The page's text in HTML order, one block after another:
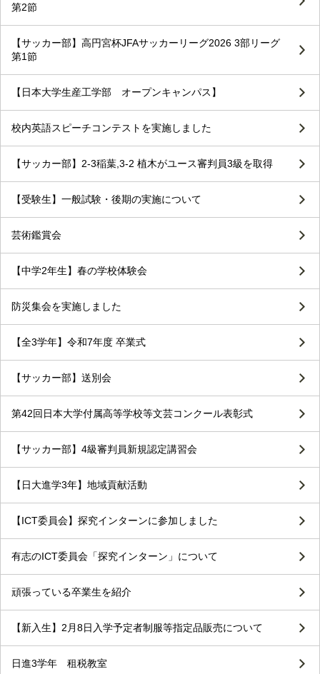
第2節
【サッカー部】高円宮杯JFAサッカーリーグ2026 3部リーグ
第1節
【日本大学生産工学部 オープンキャンパス】
校内英語スピーチコンテストを実施しました
【サッカー部】2-3稲葉,3-2 植木がユース審判員3級を取得
【受験生】一般試験・後期の実施について
芸術鑑賞会
【中学2年生】春の学校体験会
防災集会を実施しました
【全3学年】令和7年度 卒業式
【サッカー部】送別会
第42回日本大学付属高等学校等文芸コンクール表彰式
【サッカー部】4級審判員新規認定講習会
【日大進学3年】地域貢献活動
【ICT委員会】探究インターンに参加しました
有志のICT委員会「探究インターン」について
頑張っている卒業生を紹介
【新入生】2月8日入学予定者制服等指定品販売について
日進3学年 租税教室